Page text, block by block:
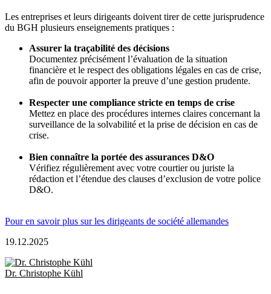
Les entreprises et leurs dirigeants doivent tirer de cette jurisprudence
du BGH plusieurs enseignements pratiques :
Assurer la traçabilité des décisions
Documentez précisément l’évaluation de la situation
financière et le respect des obligations légales en cas de crise,
afin de pouvoir apporter la preuve d’une gestion prudente.
Respecter une compliance stricte en temps de crise
Mettez en place des procédures internes claires concernant la
surveillance de la solvabilité et la prise de décision en cas de
crise.
Bien connaître la portée des assurances D&O
Vérifiez régulièrement avec votre courtier ou juriste la
rédaction et l’étendue des clauses d’exclusion de votre police
D&O.
Pour en savoir plus sur les dirigeants de société allemandes
19.12.2025
Dr. Christophe Kühl